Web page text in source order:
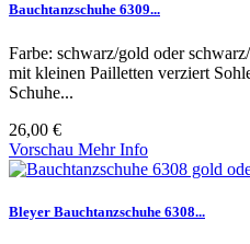
Bauchtanzschuhe 6309...
Farbe: schwarz/gold oder
mit kleinen Pailletten verziert
Schuhe...
26,00 €
Vorschau Mehr Info
Bleyer Bauchtanzschuhe 6308...